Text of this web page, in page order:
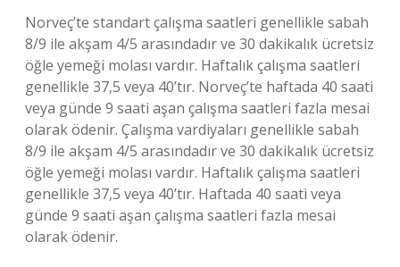
Norveç’te standart çalışma saatleri genellikle sabah
8/9 ile akşam 4/5 arasındadır ve 30 dakikalık ücretsiz
öğle yemeği molası vardır. Haftalık çalışma saatleri
genellikle 37,5 veya 40’tır. Norveç’te haftada 40 saati
veya günde 9 saati aşan çalışma saatleri fazla mesai
olarak ödenir. Çalışma vardiyaları genellikle sabah
8/9 ile akşam 4/5 arasındadır ve 30 dakikalık ücretsiz
öğle yemeği molası vardır. Haftalık çalışma saatleri
genellikle 37,5 veya 40’tır. Haftada 40 saati veya
günde 9 saati aşan çalışma saatleri fazla mesai
olarak ödenir.